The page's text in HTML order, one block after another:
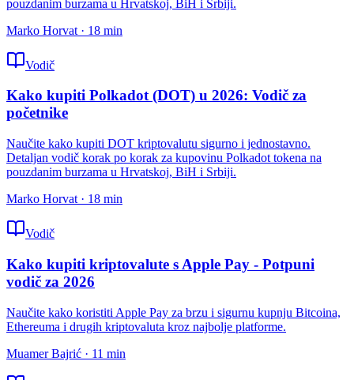
pouzdanim burzama u Hrvatskoj, BiH i Srbiji.
Marko Horvat · 18 min
Vodič
Kako kupiti Polkadot (DOT) u 2026: Vodič za
početnike
Naučite kako kupiti DOT kriptovalutu sigurno i jednostavno.
Detaljan vodič korak po korak za kupovinu Polkadot tokena na
pouzdanim burzama u Hrvatskoj, BiH i Srbiji.
Marko Horvat · 18 min
Vodič
Kako kupiti kriptovalute s Apple Pay - Potpuni
vodič za 2026
Naučite kako koristiti Apple Pay za brzu i sigurnu kupnju Bitcoina,
Ethereuma i drugih kriptovaluta kroz najbolje platforme.
Muamer Bajrić · 11 min